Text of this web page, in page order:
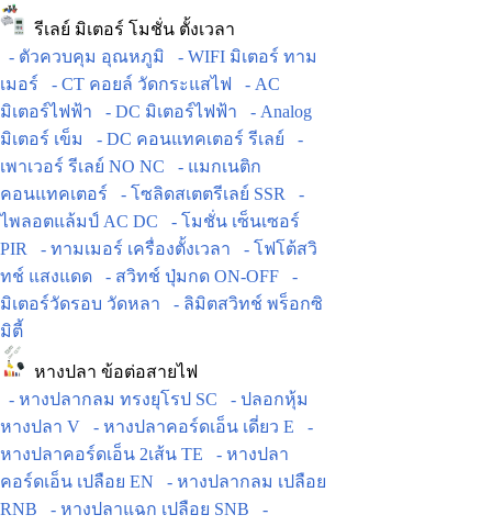
รีเลย์ มิเตอร์ โมชั่น ตั้งเวลา
- ตัวควบคุม อุณหภูมิ
- WIFI มิเตอร์ ทาม
เมอร์
- CT คอยล์ วัดกระแสไฟ
- AC
มิเตอร์ไฟฟ้า
- DC มิเตอร์ไฟฟ้า
- Analog
มิเตอร์ เข็ม
- DC คอนแทคเตอร์ รีเลย์
-
เพาเวอร์ รีเลย์ NO NC
- แมกเนติก
คอนแทคเตอร์
- โซลิดสเตตรีเลย์ SSR
-
ไพลอตแล้มป์ AC DC
- โมชั่น เซ็นเซอร์
PIR
- ทามเมอร์ เครื่องตั้งเวลา
- โฟโต้สวิ
ทช์ แสงแดด
- สวิทช์ ปุ่มกด ON-OFF
-
มิเตอร์วัดรอบ วัดหลา
- ลิมิตสวิทช์ พร็อกซิ
มิตี้
หางปลา ข้อต่อสายไฟ
- หางปลากลม ทรงยุโรป SC
- ปลอกหุ้ม
หางปลา V
- หางปลาคอร์ดเอ็น เดี่ยว E
-
หางปลาคอร์ดเอ็น 2เส้น TE
- หางปลา
คอร์ดเอ็น เปลือย EN
- หางปลากลม เปลือย
RNB
- หางปลาแฉก เปลือย SNB
-